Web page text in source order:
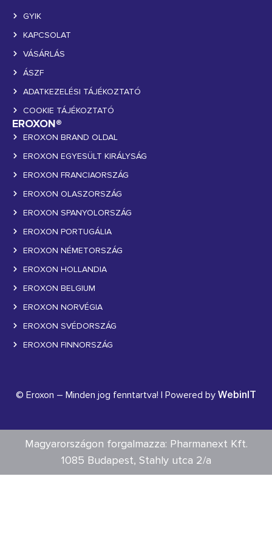
GYIK
KAPCSOLAT
VÁSÁRLÁS
ÁSZF
ADATKEZELÉSI TÁJÉKOZTATÓ
COOKIE TÁJÉKOZTATÓ
EROXON®
EROXON BRAND OLDAL
EROXON EGYESÜLT KIRÁLYSÁG
EROXON FRANCIAORSZÁG
EROXON OLASZORSZÁG
EROXON SPANYOLORSZÁG
EROXON PORTUGÁLIA
EROXON NÉMETORSZÁG
EROXON HOLLANDIA
EROXON BELGIUM
EROXON NORVÉGIA
EROXON SVÉDORSZÁG
EROXON FINNORSZÁG
© Eroxon – Minden jog fenntartva! | Powered by WebinIT
Magyarországon forgalmazza: Pharmanext Kft.
1085 Budapest, Stahly utca 2/a